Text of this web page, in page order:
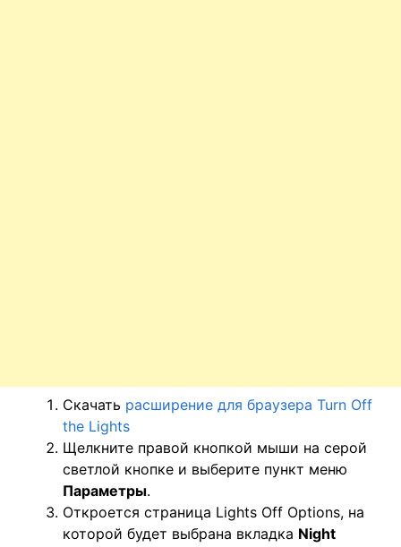
Скачать расширение для браузера Turn Off
the Lights
Щелкните правой кнопкой мыши на серой
светлой кнопке и выберите пункт меню
Параметры.
Откроется страница Lights Off Options, на
которой будет выбрана вкладка Night